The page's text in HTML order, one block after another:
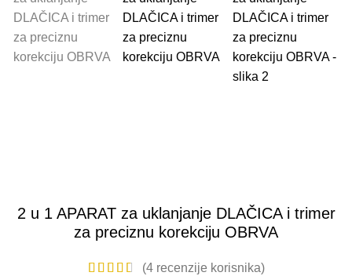
2 u 1 APARAT za uklanjanje DLAČICA i trimer
za preciznu korekciju OBRVA
(4recenzije korisnika)